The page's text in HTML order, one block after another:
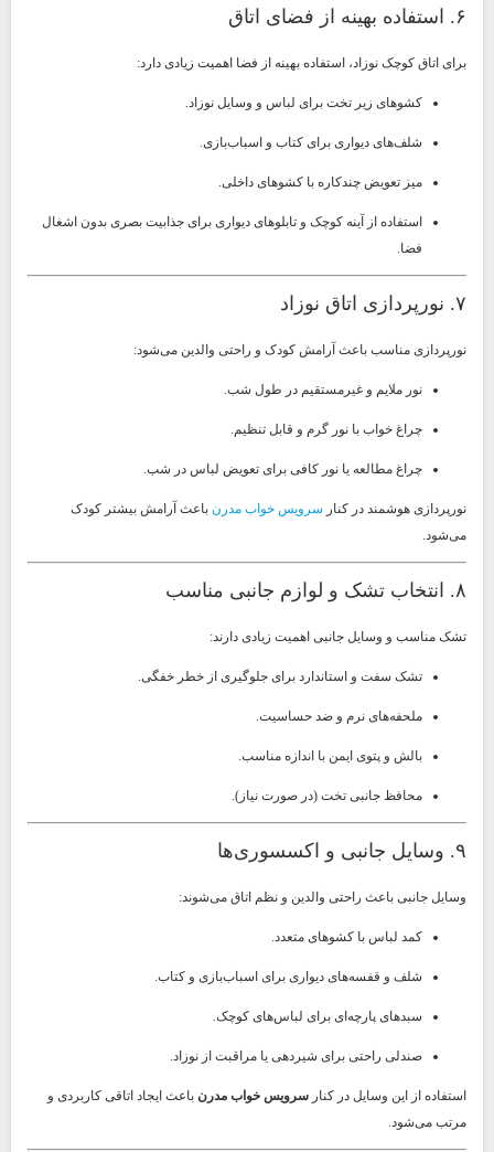
۶. استفاده بهینه از فضای اتاق
برای اتاق کوچک نوزاد، استفاده بهینه از فضا اهمیت زیادی دارد:
کشوهای زیر تخت برای لباس و وسایل نوزاد.
شلف‌های دیواری برای کتاب و اسباب‌بازی.
میز تعویض چندکاره با کشوهای داخلی.
استفاده از آینه کوچک و تابلوهای دیواری برای جذابیت بصری بدون اشغال
فضا.
۷. نورپردازی اتاق نوزاد
نورپردازی مناسب باعث آرامش کودک و راحتی والدین می‌شود:
نور ملایم و غیرمستقیم در طول شب.
چراغ خواب با نور گرم و قابل تنظیم.
چراغ مطالعه یا نور کافی برای تعویض لباس در شب.
نورپردازی هوشمند در کنارسرویس خواب مدرنباعث آرامش بیشتر کودک
می‌شود.
۸. انتخاب تشک و لوازم جانبی مناسب
تشک مناسب و وسایل جانبی اهمیت زیادی دارند:
تشک سفت و استاندارد برای جلوگیری از خطر خفگی.
ملحفه‌های نرم و ضد حساسیت.
بالش و پتوی ایمن با اندازه مناسب.
محافظ جانبی تخت (در صورت نیاز).
۹. وسایل جانبی و اکسسوری‌ها
وسایل جانبی باعث راحتی والدین و نظم اتاق می‌شوند:
کمد لباس با کشوهای متعدد.
شلف و قفسه‌های دیواری برای اسباب‌بازی و کتاب.
سبدهای پارچه‌ای برای لباس‌های کوچک.
صندلی راحتی برای شیردهی یا مراقبت از نوزاد.
استفاده از این وسایل در کنارسرویس خواب مدرنباعث ایجاد اتاقی کاربردی و
مرتب می‌شود.